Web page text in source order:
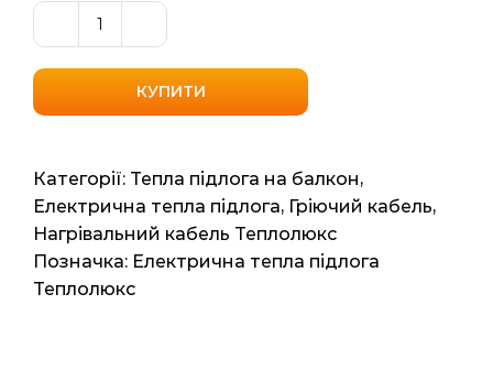
Кабель
нагрівальний
"Теплолюкс"
Tropix
50мп
6м2
900Вт
кількість
КУПИТИ
Категорії: Тепла підлога на балкон,
Електрична тепла підлога, Гріючий кабель,
Нагрівальний кабель Теплолюкс
Позначка: Електрична тепла підлога
Теплолюкс